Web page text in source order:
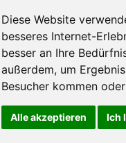
Diese Website
besseres Internet-
besser an Ihre
außerdem, um
Besucher kommen
Alle akzeptieren Ich
подробности и, при желании,
отзыв
об ошибке